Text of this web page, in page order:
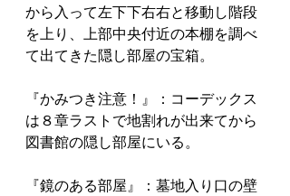
から入って左下下右右と移動し階段
を上り、上部中央付近の本棚を調べ
て出てきた隠し部屋の宝箱。
『かみつき注意！』：コーデックス
は８章ラストで地割れが出来てから
図書館の隠し部屋にいる。
『鏡のある部屋』：墓地入り口の壁